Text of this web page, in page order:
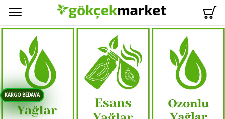
KARGO BEDAVA